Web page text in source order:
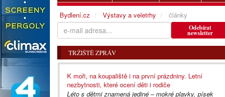
Odebírat
newsletter
TRŽIŠTĚ ZPRÁV
K moři, na koupaliště i na první prázdniny. Letní
nezbytnosti, které ocení děti i rodiče
Léto s dětmi znamená jediné – mokré plavky, písek
Bydlení.cz Výstavy a veletrhy články